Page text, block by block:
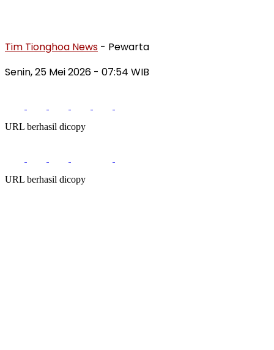
Tim Tionghoa News - Pewarta
Senin, 25 Mei 2026 - 07:54 WIB
URL berhasil dicopy
URL berhasil dicopy